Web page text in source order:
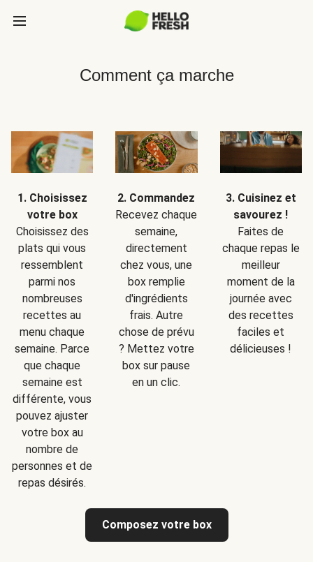
Comment ça marche
1. Choisissez
votre box
Choisissez des
plats qui vous
ressemblent
parmi nos
nombreuses
recettes au
menu chaque
semaine. Parce
que chaque
semaine est
différente, vous
pouvez ajuster
votre box au
nombre de
personnes et de
repas désirés.
2. Commandez
Recevez chaque
semaine,
directement
chez vous, une
box remplie
d'ingrédients
frais. Autre
chose de prévu
? Mettez votre
box sur pause
en un clic.
3. Cuisinez et
savourez !
Faites de
chaque repas le
meilleur
moment de la
journée avec
des recettes
faciles et
délicieuses !
Composez votre box